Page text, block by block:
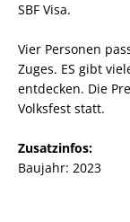
SBF Visa.
Vier Personen
Zuges. ES gibt
entdecken. Die
Volksfest statt.
Zusatzinfos:
Baujahr: 2023